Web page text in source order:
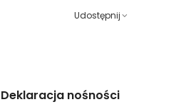
Udostępnij
Deklaracja nośności